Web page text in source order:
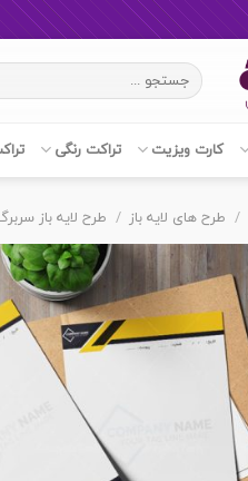
جستجو
برای:
کارت ویزیت تراکت رنگی
/ طرح های لایه باز / طرح لایه باز